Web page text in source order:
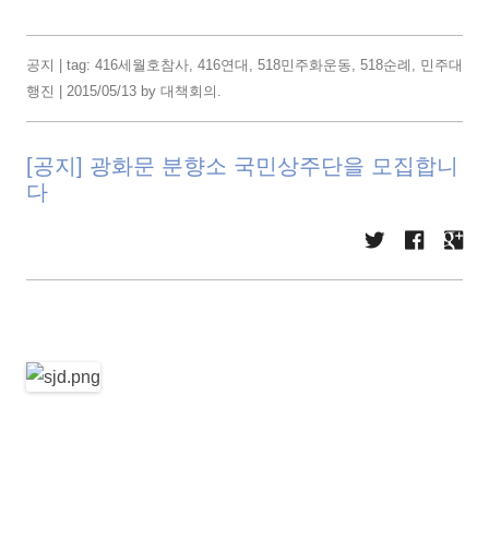
공지 | tag: 416세월호참사 416연대 518민주화운동 518순례
민주대
행진
2015/05/13 by 대책회의
[공지] 광화문 분향소 국민상주단을 모집합니
다